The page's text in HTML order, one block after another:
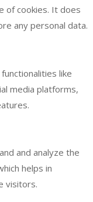
of cookies. It does
any personal data.
like
media platforms,
and analyze the
helps in
visitors.